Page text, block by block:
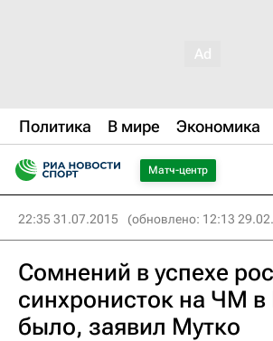
Политика В мире Экономика
Матч-центр
22:35 31.07.2015 (обновлено: 12:13
Сомнений в успехе
синхронисток на ЧМ в
было, заявил Мутко